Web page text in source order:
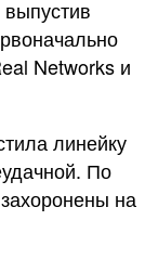
Networks и
линейку
По
на